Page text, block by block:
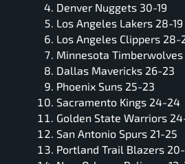
Denver Nuggets 30-19
Los Angeles Lakers 28-19
Los Angeles Clippers 28-
Minnesota Timberwolves
Dallas Mavericks 26-23
Phoenix Suns 25-23
Sacramento Kings 24-24
Golden State Warriors
San Antonio Spurs 21-25
Portland Trail Blazers